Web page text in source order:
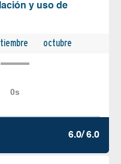
y uso de
octubre
6.0/ 6.0